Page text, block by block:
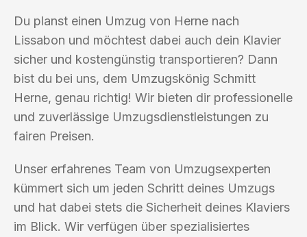
Du planst einen Umzug von Herne nach
Lissabon und möchtest dabei auch dein Klavier
sicher und kostengünstig transportieren? Dann
bist du bei uns, dem Umzugskönig Schmitt
Herne, genau richtig! Wir bieten dir professionelle
und zuverlässige Umzugsdienstleistungen zu
fairen Preisen.
Unser erfahrenes Team von Umzugsexperten
kümmert sich um jeden Schritt deines Umzugs
und hat dabei stets die Sicherheit deines Klaviers
im Blick. Wir verfügen über spezialisiertes